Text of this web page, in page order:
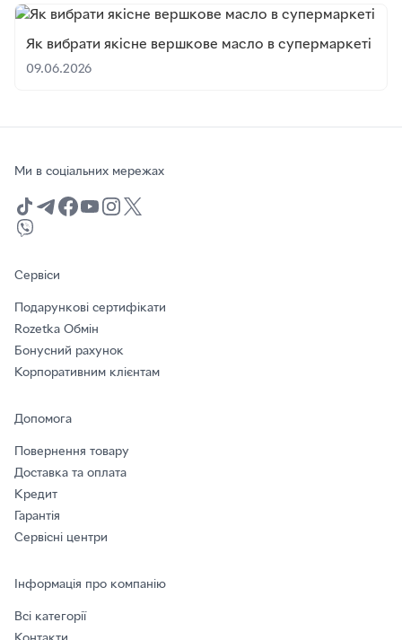
Як вибрати якісне вершкове масло в супермаркеті
09.06.2026
Ми в соціальних мережах
Сервіси
Подарункові сертифікати
Rozetka Обмін
Бонусний рахунок
Корпоративним клієнтам
Допомога
Повернення товару
Доставка та оплата
Кредит
Гарантія
Сервісні центри
Інформація про компанію
Всі категорії